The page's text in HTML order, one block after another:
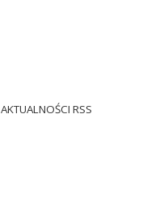
AKTUALNOŚCI RSS